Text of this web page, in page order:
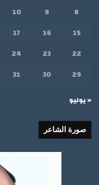
8
9
10
15
16
17
22
23
24
29
30
31
« يوليو
صورة الشاعر